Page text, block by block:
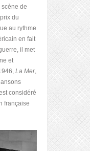
scène de
du
au rythme
en fait
il met
et
La Mer,
considéré
française